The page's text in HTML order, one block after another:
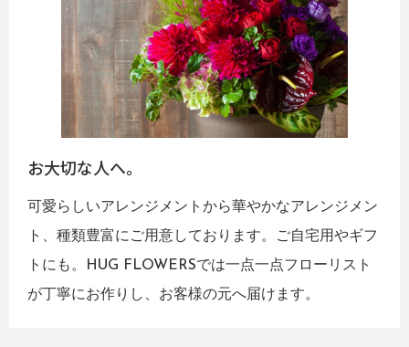
お大切な人へ。
可愛らしいアレンジメントから華やかなアレンジメン
ト、種類豊富にご用意しております。ご自宅用やギフ
トにも。HUG FLOWERSでは一点一点フローリスト
が丁寧にお作りし、お客様の元へ届けます。